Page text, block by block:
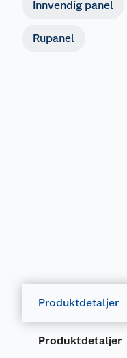
Innvendig panel
Rupanel
Produktdetaljer
Produktdetaljer